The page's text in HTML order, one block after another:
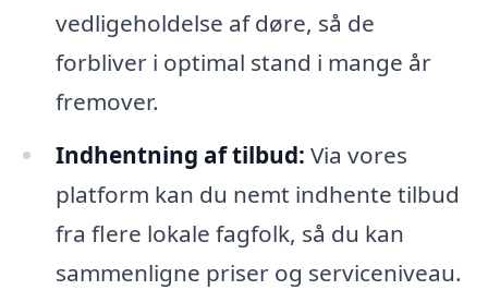
vedligeholdelse af døre, så de
forbliver i optimal stand i mange år
fremover.
Indhentning af tilbud: Via vores
platform kan du nemt indhente tilbud
fra flere lokale fagfolk, så du kan
sammenligne priser og serviceniveau.